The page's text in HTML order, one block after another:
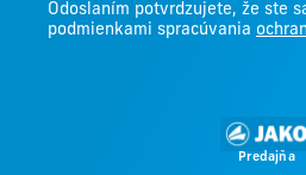
Odoslaním potvrdzujete, že ste
podmienkami spracúvania
Predajňa